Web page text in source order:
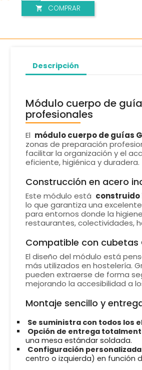
 COMPRAR
Descripción
Módulo cuerpo de
profesionales
El módulo cuerpo de guías
zonas de preparación
facilitar la organización y el
eficiente, higiénica y duradera.
Construcción en acero
Este módulo está construido
lo que garantiza una excelente
para entornos donde la
restaurantes, colectividades,
Compatible con cubetas
El diseño del módulo está
más utilizados en hostelería.
pueden extraerse de forma
mejorando la accesibilidad a
Montaje sencillo y
Se suministra con todos los
Opción de entrega
una mesa estándar soldada.
Configuración personalizada
centro o izquierda) en función